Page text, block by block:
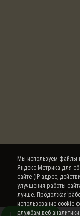
© 2008-2026
Мы используем файлы
Яндекс.Метрика для
сайте (IP-адрес,
улучшения работы
лучше. Продолжая
использование cookie-
службам веб-аналитики.